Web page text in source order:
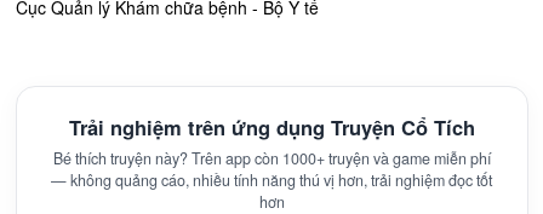
Cục Quản lý Khám chữa bệnh - Bộ Y tế
Trải nghiệm trên ứng dụng Truyện Cổ Tích
Bé thích truyện này? Trên app còn 1000+ truyện và game miễn phí
— không quảng cáo, nhiều tính năng thú vị hơn, trải nghiệm đọc tốt
hơn